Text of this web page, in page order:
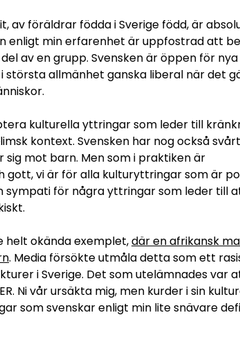
av föräldrar födda i Sverige född, är
enligt min erfarenhet är uppfostrad att
av en grupp. Svensken är öppen för nya
största allmänhet ganska liberal när det
kulturella yttringar som leder till
kontext. Svensken har nog också
mot barn. Men som i praktiken är
gott, vi är för alla kulturyttringar som är
sympati för några yttringar som leder till
helt okända exemplet,där en afrikansk
. Media försökte utmåla detta som ett
i Sverige. Det som utelämnades var
Ni vår ursäkta mig, men kurder i sin
som svenskar enligt min lite snävare